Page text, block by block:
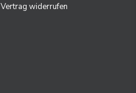
Vertrag widerrufen